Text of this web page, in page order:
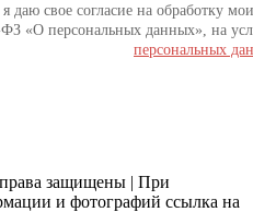
свое согласие на обработку
«О персональных данных», на
персональных
защищены | При
и фотографий ссылка на